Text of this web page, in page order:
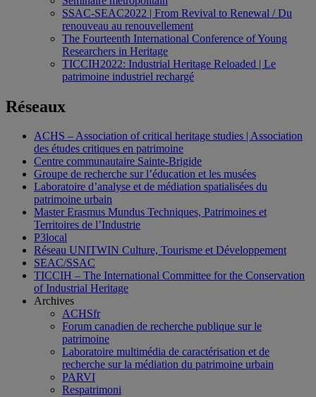
SSAC-SEAC2022 | From Revival to Renewal / Du
renouveau au renouvellement
The Fourteenth International Conference of Young
Researchers in Heritage
TICCIH2022: Industrial Heritage Reloaded | Le
patrimoine industriel rechargé
Réseaux
ACHS – Association of critical heritage studies | Association
des études critiques en patrimoine
Centre communautaire Sainte-Brigide
Groupe de recherche sur l’éducation et les musées
Laboratoire d’analyse et de médiation spatialisées du
patrimoine urbain
Master Erasmus Mundus Techniques, Patrimoines et
Territoires de l’Industrie
P3local
Réseau UNITWIN Culture, Tourisme et Développement
SEAC/SSAC
TICCIH – The International Committee for the Conservation
of Industrial Heritage
Archives
ACHSfr
Forum canadien de recherche publique sur le
patrimoine
Laboratoire multimédia de caractérisation et de
recherche sur la médiation du patrimoine urbain
PARVI
Respatrimoni